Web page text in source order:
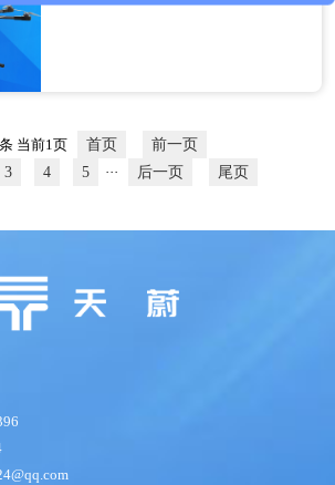
飞行环境的气象数据。无人机机载气
当前1页
首页
前一页
3 4 5 ··· 后一页 尾页